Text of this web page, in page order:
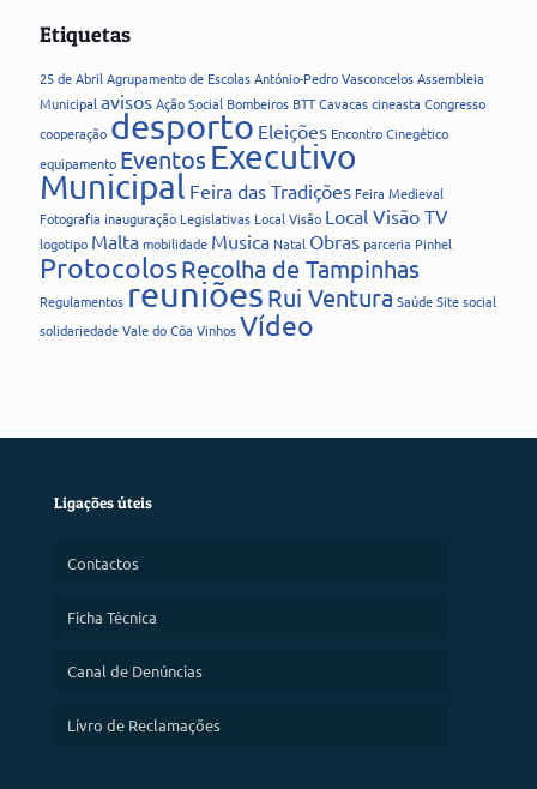
Etiquetas
25 de Abril Agrupamento de EscolasAntónio-Pedro VasconcelosAssembleia
Municipal avisosAção Social Bombeiros BTTCavacascineasta Congresso
cooperação desporto Eleições Encontro Cinegético
equipamento Eventos Executivo
Municipal Feira das Tradições Feira Medieval
Fotografia inauguração Legislativas Local Visão Local Visão TV
logotipo Maltamobilidade Musica Natal Obrasparceria Pinhel
ProtocolosRecolha de Tampinhas
Regulamentos reuniões Rui Ventura SaúdeSitesocial
solidariedadeVale do Côa VinhosVídeo
Ligações úteis
Contactos
Ficha Técnica
Canal de Denúncias
Livro de Reclamações